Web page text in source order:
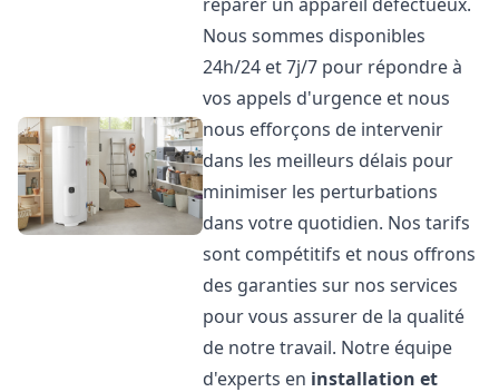
Nous sommes disponibles
24h/24 et 7j/7 pour répondre à
vos appels d'urgence et nous
nous efforçons de intervenir
dans les meilleurs délais pour
minimiser les perturbations
dans votre quotidien. Nos tarifs
sont compétitifs et nous offrons
des garanties sur nos services
pour vous assurer de la qualité
de notre travail. Notre équipe
d'experts en installation et